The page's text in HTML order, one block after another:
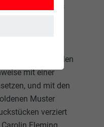
Sie wollten es
diesem
Metall herzustellen
mit einer
und mit den
Muster
verziert